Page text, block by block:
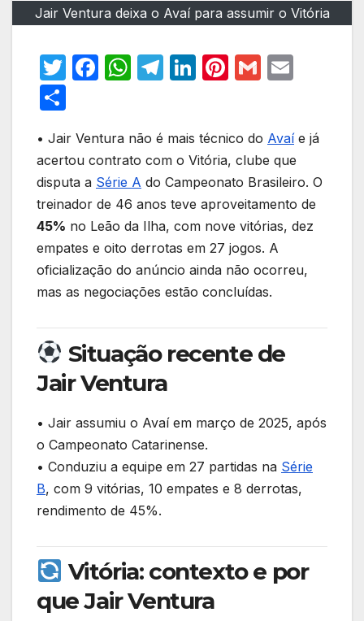
Jair Ventura deixa o Avaí para assumir o Vitória
T
er
F
e
b
o
o
k
W
s
A
p
p
T
gr
a
m
Li
e
dI
n
Pi
e
st
G
ar
e
• Jair Ventura não é mais técnico do Avaíe já
acertou contrato com o Vitória, clube que
disputa a Série A do Campeonato Brasileiro. O
treinador de 46 anos teve aproveitamento de
45% no Leão da Ilha, com nove vitórias, dez
empates e oito derrotas em 27 jogos. A
oficialização do anúncio ainda não ocorreu,
mas as negociações estão concluídas.
Situação recente de
Jair Ventura
• Jair assumiu o Avaí em março de 2025, após
o Campeonato Catarinense.
• Conduziu a equipe em 27 partidas na Série
B, com 9 vitórias, 10 empates e 8 derrotas,
rendimento de 45%.
Vitória: contexto e por
que Jair Ventura